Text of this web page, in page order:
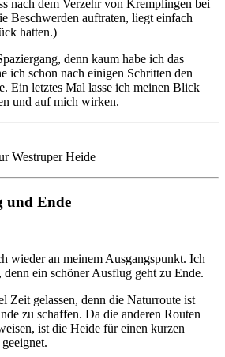
nach dem Verzehr von Kremplingen bei
Beschwerden auftraten, liegt einfach
hatten.)
denn kaum habe ich das
ich schon nach einigen Schritten den
Ein letztes Mal lasse ich meinen Blick
und auf mich wirken.
Westruper Heide
und Ende
wieder an meinem Ausgangspunkt. Ich
ein schöner Ausflug geht zu Ende.
Zeit gelassen, denn die Naturroute ist
zu schaffen. Da die anderen Routen
ist die Heide für einen kurzen